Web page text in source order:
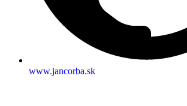
www.jancorba.sk